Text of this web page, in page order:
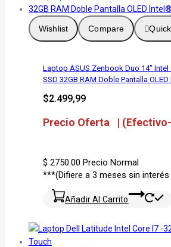
Wishlist Compare
Laptop ASUS Zenbook Duo 14″ Intel
SSD 32GB RAM Doble Pantalla
$2.499,99
Precio Oferta |
$ 2750.00 Precio Normal
***(Difiere a 3 meses sin interés
Añadir Al Carrito